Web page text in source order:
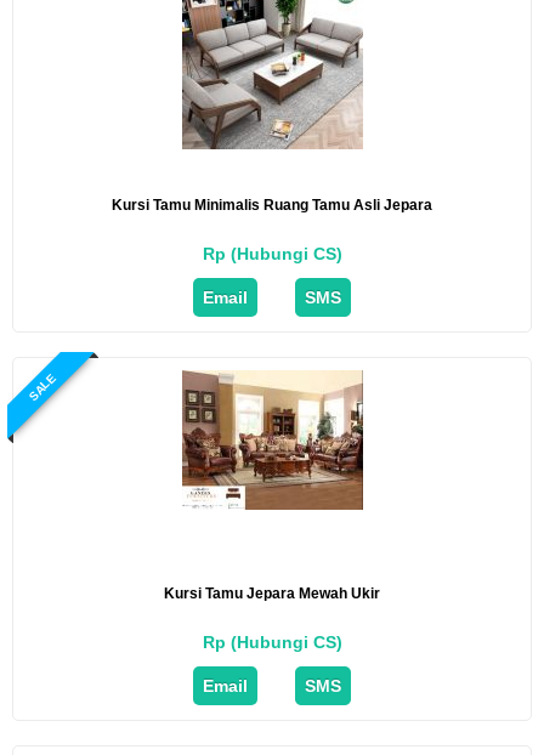
Kursi Tamu Minimalis Ruang Tamu Asli Jepara
Rp (Hubungi CS)
Email SMS
SALE
Kursi Tamu Jepara Mewah Ukir
Rp (Hubungi CS)
Email SMS